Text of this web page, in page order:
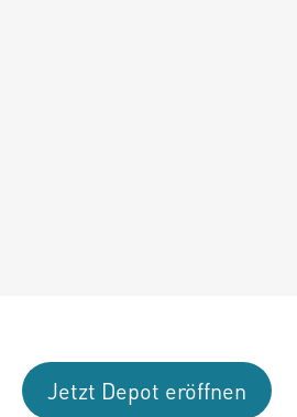
Jetzt Depot eröffnen